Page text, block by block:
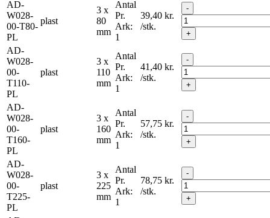
AD-
W028-
00-T80-
PL
plast
3 x
80
mm
Antal
Pr.
Ark:
1
39,40 kr.
/stk.
-
+
AD-
W028-
00-
T110-
PL
plast
3 x
110
mm
Antal
Pr.
Ark:
1
41,40 kr.
/stk.
-
+
AD-
W028-
00-
T160-
PL
plast
3 x
160
mm
Antal
Pr.
Ark:
1
57,75 kr.
/stk.
-
+
AD-
W028-
00-
T225-
PL
plast
3 x
225
mm
Antal
Pr.
Ark:
1
78,75 kr.
/stk.
-
+